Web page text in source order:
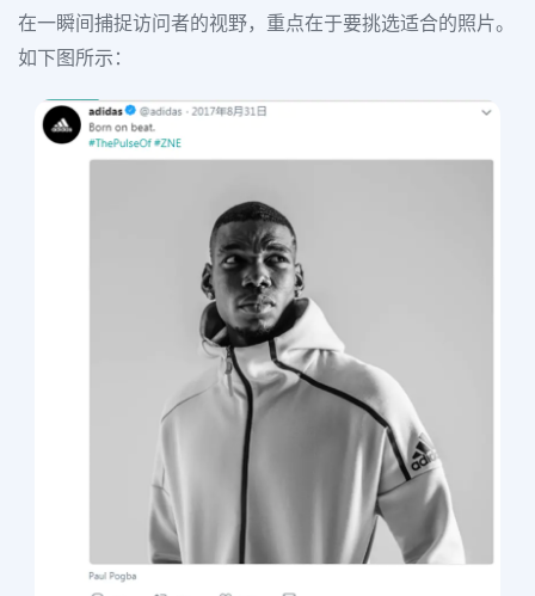
在一瞬间捕捉访问者的视野，重点在于要挑选适合的照片。
如下图所示：